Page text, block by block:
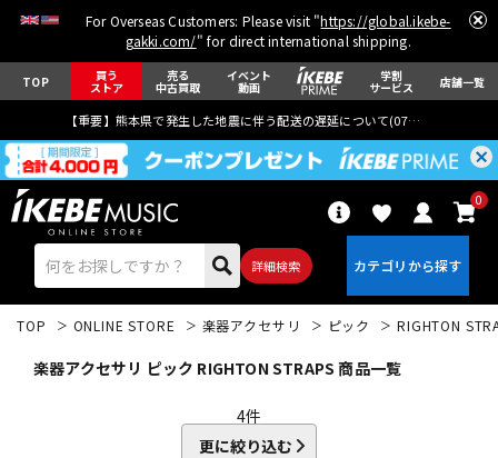
For Overseas Customers: Please visit "https://global.ikebe-
gakki.com/" for direct international shipping.
TOP 買う
ストア
売る
中古買取
イベント
動画
学割
サービス 店舗一覧
【重要】熊本県で発生した地震に伴う配送の遅延について(07月29日
詳細検索
0
TOP ONLINE STORE 楽器アクセサリ ピック RIGHTON
楽器アクセサリ ピック RIGHTON STRAPS 商品一覧
4件
更に絞り込む